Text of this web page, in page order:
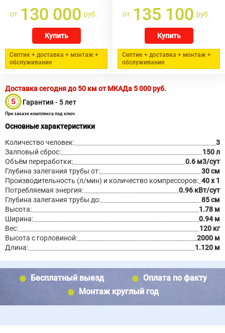
от 130 000 руб.
Купить
Септик + доставка + монтаж +
обслуживание
от 135 100 руб.
Купить
Септик + доставка + монтаж +
обслуживание
Доставка сегодня до 50 км от МКАДа 5 000руб.
Гарантия - 5 лет
При заказе комплекса под ключ
Основные характеристики
Количество человек:
3
Залповый сброс:
150 л
Объём переработки:
0.6 м3/сут
Глубина залегания трубы от:
30 см
Производительность (л/мин) и количество компрессоров: 40 х 1
Потребляемая энергия:
0.96 кВт/сут
Глубина залегания трубы до:
85 см
Высота:
1.78 м
Ширина:
0.94 м
Вес:
120 кг
Высота с горловиной:
2000 м
Длина:
1.120 м
Бесплатный выезд
Оплата по факту
Монтаж круглый год